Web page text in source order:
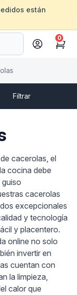
están
Cart
0
Filtrar
cacerolas, el
cocina debe
guiso
cacerolas
excepcionales
y tecnología
y placentero.
online no solo
invertir en
cuentan con
la limpieza,
calor que